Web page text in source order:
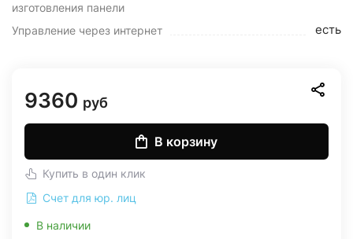
изготовления панели
Управление через интернет есть
9360 руб
В корзину
Купить в один клик
Счет для юр. лиц
В наличии